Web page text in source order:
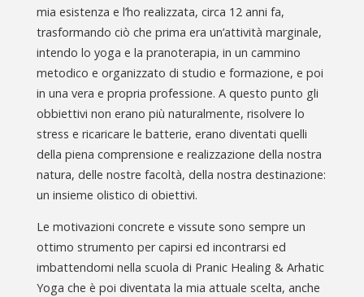
mia esistenza e l’ho realizzata, circa 12 anni fa,
trasformando ciò che prima era un’attività marginale,
intendo lo yoga e la pranoterapia, in un cammino
metodico e organizzato di studio e formazione, e poi
in una vera e propria professione. A questo punto gli
obbiettivi non erano più naturalmente, risolvere lo
stress e ricaricare le batterie, erano diventati quelli
della piena comprensione e realizzazione della nostra
natura, delle nostre facoltà, della nostra destinazione:
un insieme olistico di obiettivi.
Le motivazioni concrete e vissute sono sempre un
ottimo strumento per capirsi ed incontrarsi ed
imbattendomi nella scuola di Pranic Healing & Arhatic
Yoga che è poi diventata la mia attuale scelta, anche